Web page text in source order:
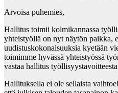
Arvoisa puhemies,
Hallitus toimii kolmikannassa
yhteistyöllä on nyt näytön paikka,
uudistuskokonaisuuksia kyetään
toimimme hyvässä yhteistyössä
vastaa hallitus
Hallituksella ei ole sellaista